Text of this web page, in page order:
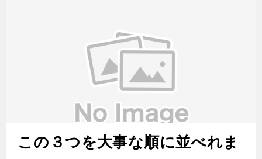
この３つを大事な順に並べれま